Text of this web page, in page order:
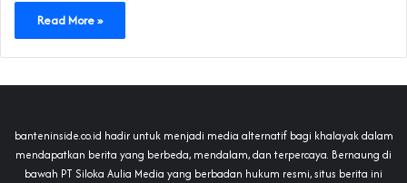
Read More »
banteninside.co.id hadir untuk menjadi media alternatif bagi khalayak dalam
mendapatkan berita yang berbeda, mendalam, dan terpercaya. Bernaung di
bawah PT Siloka Aulia Media yang berbadan hukum resmi, situs berita ini